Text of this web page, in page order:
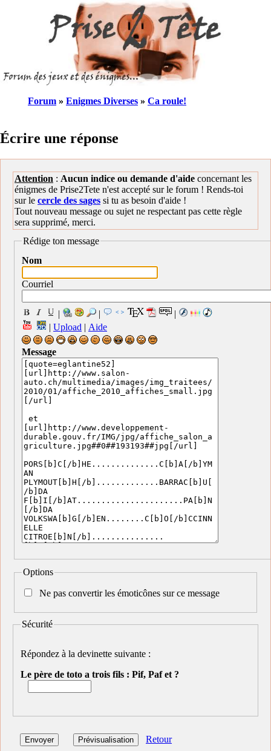
Forum » Enigmes Diverses » Ca roule!
Écrire une réponse
Attention : Aucun indice ou demande d'aide concernant les
énigmes de Prise2Tete n'est accepté sur le forum ! Rends-toi
sur le cercle des sages si tu as besoin d'aide !
Tout nouveau message ou sujet ne respectant pas cette règle
sera supprimé, merci.
Rédige ton message
Nom
Courriel
| |
|
| Upload | Aide
Message
Options
Ne pas convertir les émoticônes sur ce message
Sécurité
Répondez à la devinette suivante :
Le père de toto a trois fils : Pif, Paf et ?
Retour